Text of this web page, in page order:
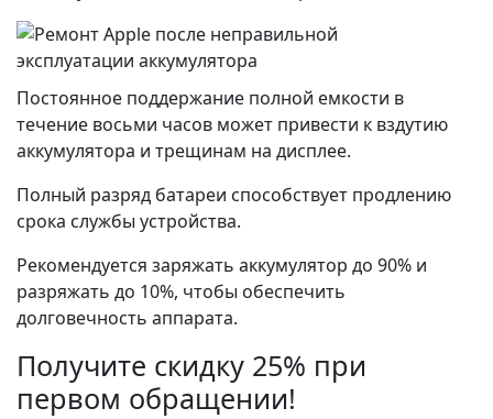
Постоянное поддержание полной емкости в
течение восьми часов может привести к вздутию
аккумулятора и трещинам на дисплее.
Полный разряд батареи способствует продлению
срока службы устройства.
Рекомендуется заряжать аккумулятор до 90% и
разряжать до 10%, чтобы обеспечить
долговечность аппарата.
Получите скидку 25% при
первом обращении!